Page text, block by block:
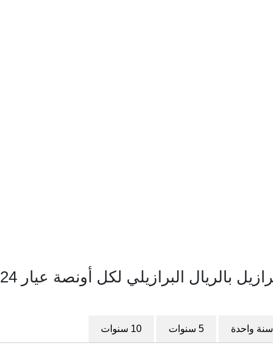
مخطط سعر الذهب في البرازيل بالريال البرازيلي لكل أونصة عيار 24
سنة واحدة 5 سنوات 10 سنوات